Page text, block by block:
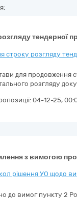
тендерної
розгляду
для продовження
розгляду
04-12-25,
з вимогою про
рішення УО щодо
до вимог пункту 2